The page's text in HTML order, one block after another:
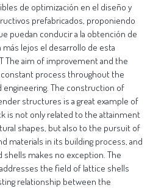
de optimización en el diseño y
prefabricados, proponiendo
puedan conducir a la obtención de
lejos el desarrollo de esta
The aim of improvement and the
process throughout the
The construction of
structures is a great example of
is not only related to the attainment
shapes, but also to the pursuit of
materials in its building process, and
shells makes no exception. The
the field of lattice shells
relationship between the